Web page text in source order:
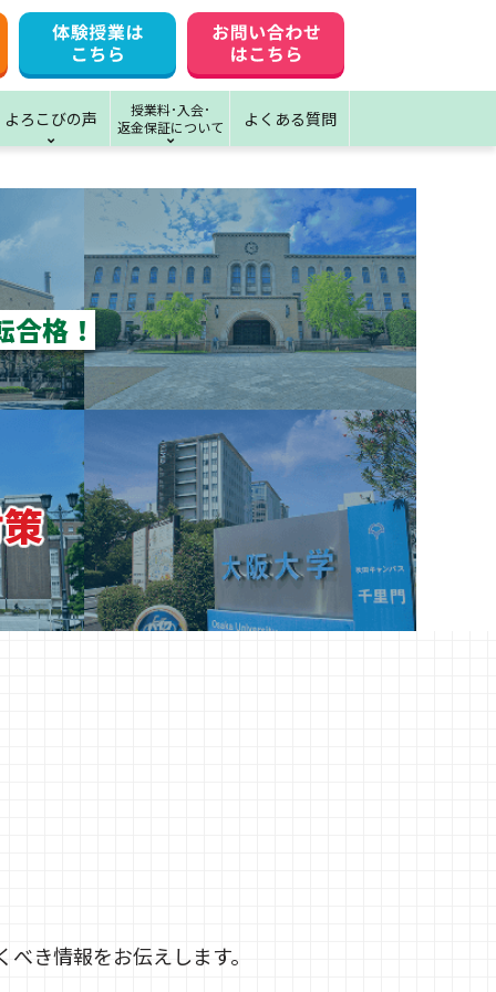
よろこびの声
授業料･入会･
返金保証について
よくある質問
格！
き情報をお伝えします。